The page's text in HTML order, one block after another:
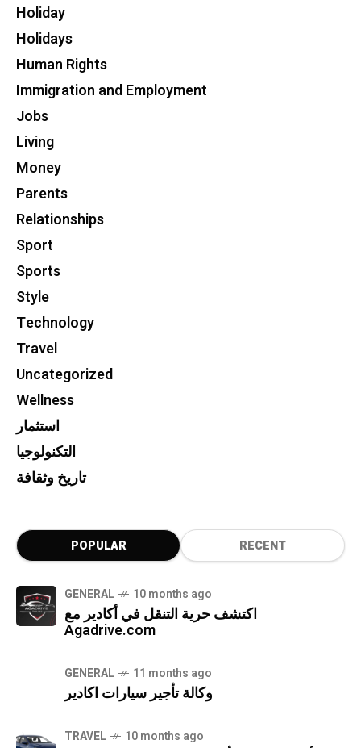
Holiday
Holidays
Human Rights
Immigration and Employment
Jobs
Living
Money
Parents
Relationships
Sport
Sports
Style
Technology
Travel
Uncategorized
Wellness
استثمار
التكنولوجيا
تاريخ وثقافة
POPULAR RECENT
GENERAL 10 months ago
اكتشف حرية التنقل في أكادير مع
Agadrive.com
GENERAL 11 months ago
وكالة تأجير سيارات اكادير
TRAVEL 10 months ago